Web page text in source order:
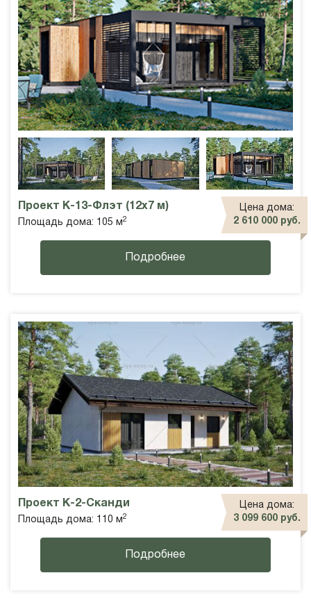
Проект К-13-Флэт (12х7 м)
Площадь дома: 105 м 2
Цена дома:
2 610 000 руб.
Подробнее
Проект К-2-Сканди
Площадь дома: 110 м2
Цена дома:
3 099 600 руб.
Подробнее